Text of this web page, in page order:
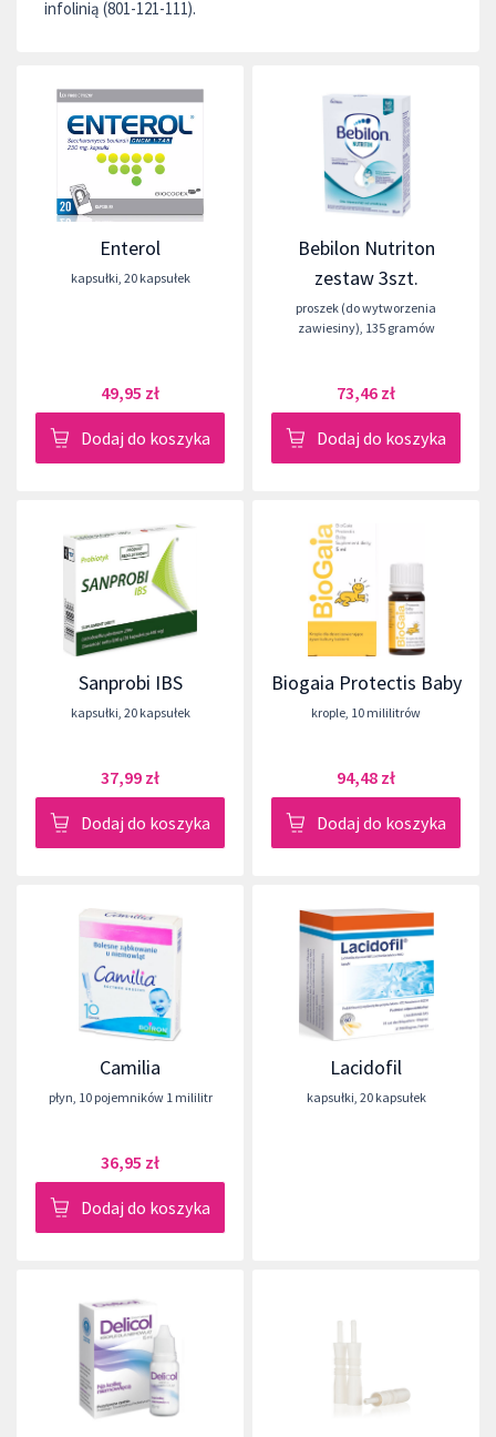
infolinią (801-121-111).
Enterol
kapsułki 20 kapsułek
49,95 zł
Dodaj do koszyka
Bebilon Nutriton
zestaw 3szt.
proszek (do wytworzenia
zawiesiny) 135 gramów
73,46 zł
Dodaj do koszyka
Sanprobi IBS
kapsułki 20 kapsułek
37,99 zł
Dodaj do koszyka
Biogaia Protectis Baby
krople 10 mililitrów
94,48 zł
Dodaj do koszyka
Camilia
płyn 10 pojemników 1 mililitr
36,95 zł
Dodaj do koszyka
Lacidofil
kapsułki 20 kapsułek